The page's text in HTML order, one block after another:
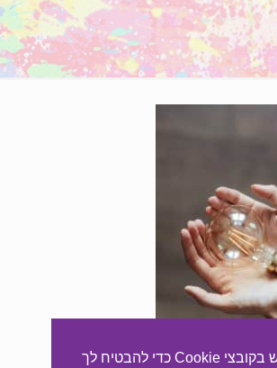
אתר זה משתמש בקובצי Cookie כדי להבטיח לך